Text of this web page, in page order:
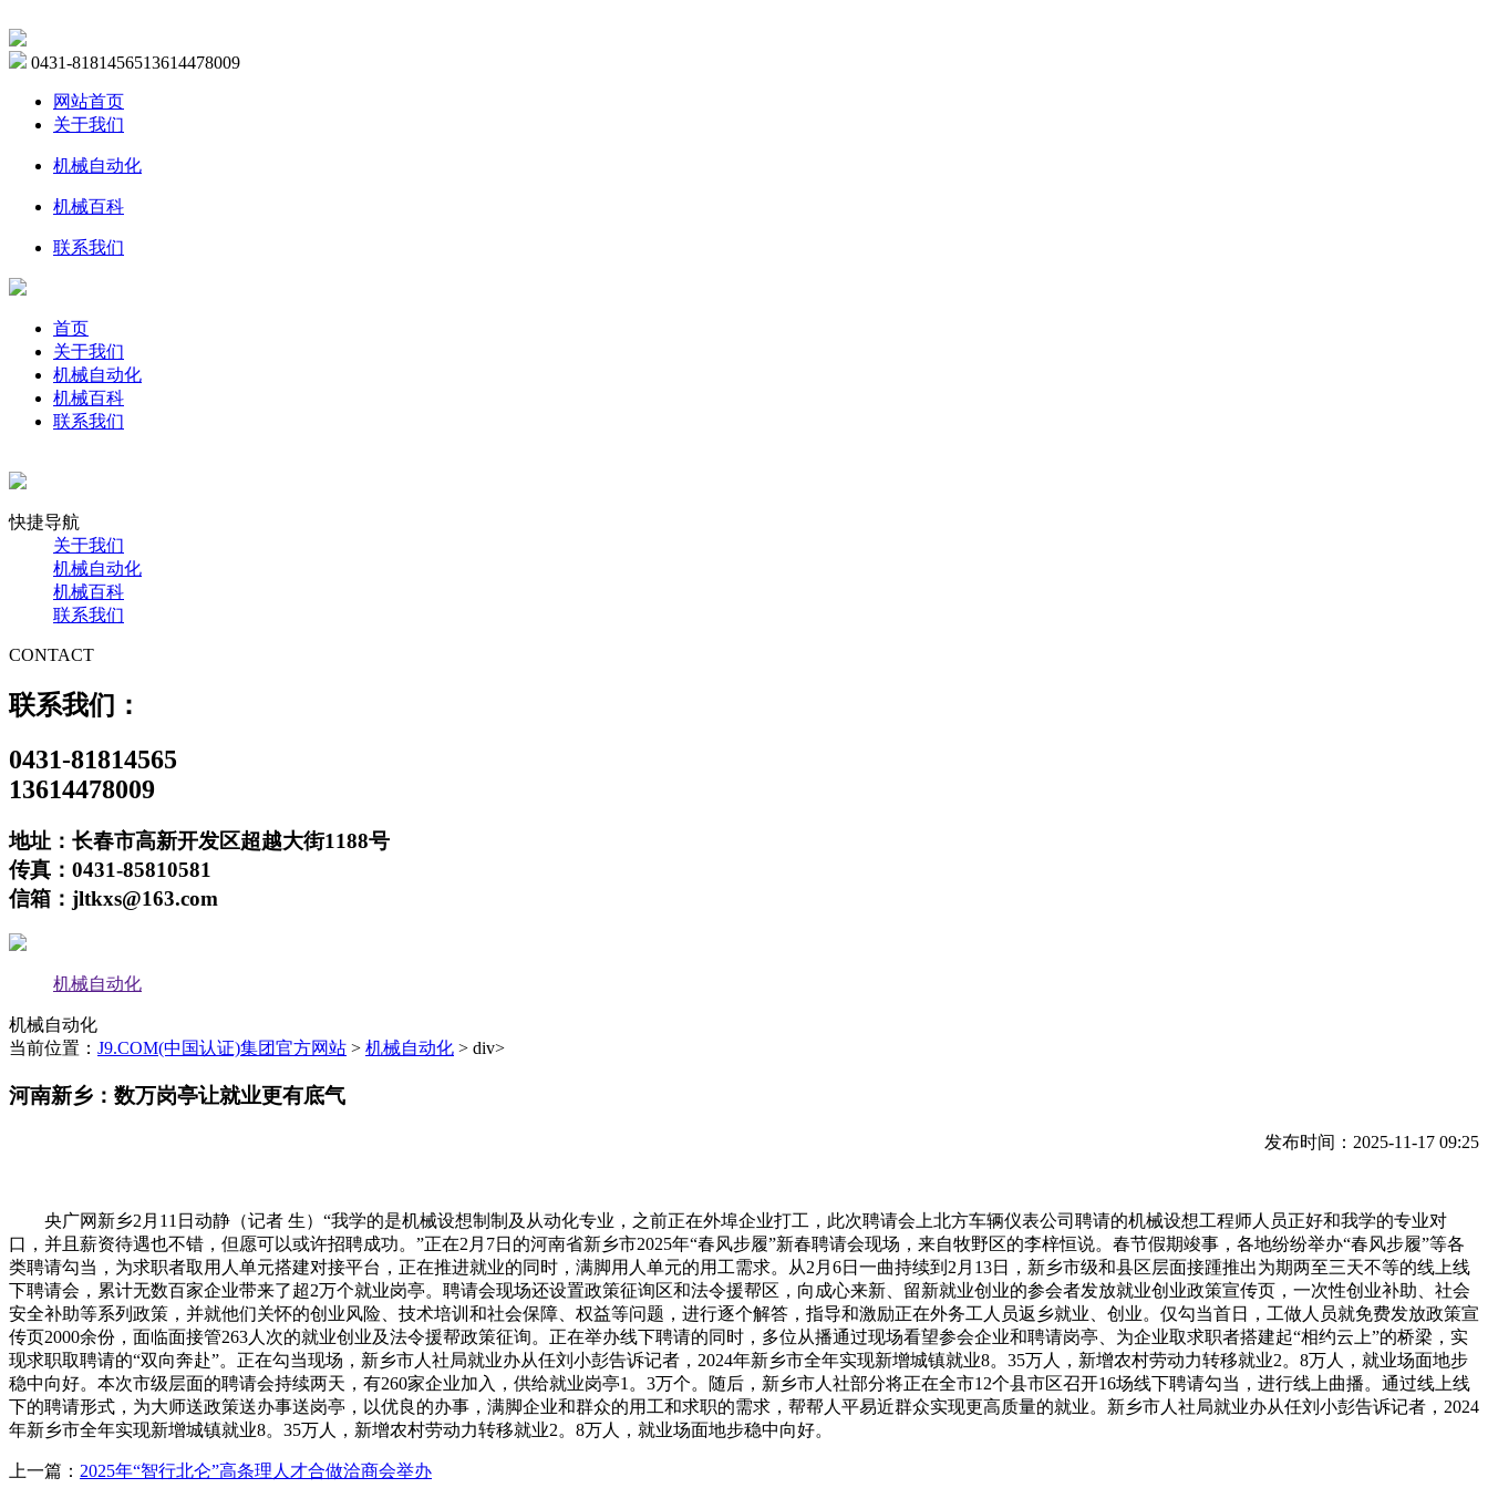
0431-8181456513614478009
网站首页
关于我们
机械自动化
机械百科
联系我们
首页
关于我们
机械自动化
机械百科
联系我们
快捷导航
关于我们
机械自动化
机械百科
联系我们
CONTACT
联系我们：
0431-81814565
13614478009
地址：长春市高新开发区超越大街1188号
传真：0431-85810581
信箱：jltkxs@163.com
机械自动化
机械自动化
当前位置： J9.COM(中国认证)集团官方网站 > 机械自动化 > div>
河南新乡：数万岗亭让就业更有底气
发布时间：2025-11-17 09:25
央广网新乡2月11日动静（记者 生）“我学的是机械设想制制及从动化专业，之前正在外埠企业打工，此次聘请会上北方车辆仪表公司聘请的机械设想工程师人员正好和我学的专业对
口，并且薪资待遇也不错，但愿可以或许招聘成功。”正在2月7日的河南省新乡市2025年“春风步履”新春聘请会现场，来自牧野区的李梓恒说。春节假期竣事，各地纷纷举办“春风步履”等各
类聘请勾当，为求职者取用人单元搭建对接平台，正在推进就业的同时，满脚用人单元的用工需求。从2月6日一曲持续到2月13日，新乡市级和县区层面接踵推出为期两至三天不等的线上线
下聘请会，累计无数百家企业带来了超2万个就业岗亭。聘请会现场还设置政策征询区和法令援帮区，向成心来新、留新就业创业的参会者发放就业创业政策宣传页，一次性创业补助、社会
安全补助等系列政策，并就他们关怀的创业风险、技术培训和社会保障、权益等问题，进行逐个解答，指导和激励正在外务工人员返乡就业、创业。仅勾当首日，工做人员就免费发放政策宣
传页2000余份，面临面接管263人次的就业创业及法令援帮政策征询。正在举办线下聘请的同时，多位从播通过现场看望参会企业和聘请岗亭、为企业取求职者搭建起“相约云上”的桥梁，实
现求职取聘请的“双向奔赴”。正在勾当现场，新乡市人社局就业办从任刘小彭告诉记者，2024年新乡市全年实现新增城镇就业8。35万人，新增农村劳动力转移就业2。8万人，就业场面地步
稳中向好。本次市级层面的聘请会持续两天，有260家企业加入，供给就业岗亭1。3万个。随后，新乡市人社部分将正在全市12个县市区召开16场线下聘请勾当，进行线上曲播。通过线上线
下的聘请形式，为大师送政策送办事送岗亭，以优良的办事，满脚企业和群众的用工和求职的需求，帮帮人平易近群众实现更高质量的就业。新乡市人社局就业办从任刘小彭告诉记者，2024
年新乡市全年实现新增城镇就业8。35万人，新增农村劳动力转移就业2。8万人，就业场面地步稳中向好。
上一篇： 2025年“智行北仑”高条理人才合做洽商会举办